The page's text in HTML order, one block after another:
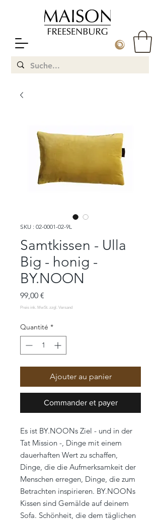
SKU : 02-0001-02-9L
Samtkissen - Ulla
Big - honig -
BY.NOON
99,00 €
Quantité *
Ajouter au panier
Commander et payer
Es ist BY.NOONs Ziel - und in der
Tat Mission -, Dinge mit einem
dauerhaften Wert zu schaffen,
Dinge, die die Aufmerksamkeit der
Menschen erregen, Dinge, die zum
Betrachten inspirieren. BY.NOONs
Kissen sind Gemälde auf deinem
Sofa. Schönheit, die dem täglichen